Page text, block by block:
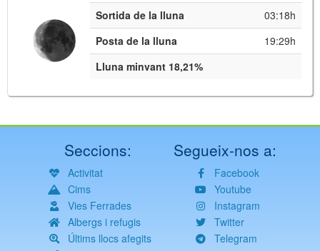
Sortida de la lluna
03:18h
Posta de la lluna
19:29h
Lluna minvant 18,21%
Seccions:
Activitat
Cims
Vies Ferrades
Albergs i refugis
Últims llocs afegits
Segueix-nos a:
Facebook
Youtube
Instagram
Twitter
Telegram